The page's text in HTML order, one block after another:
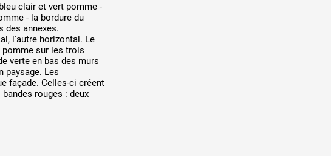
clair et vert pomme -
- la bordure du
des annexes.
l'autre horizontal. Le
sur les trois
verte en bas des murs
paysage. Les
façade. Celles-ci créent
rouges : deux